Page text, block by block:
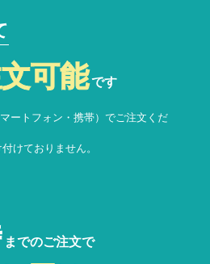
可能です
ートフォン・携帯）でご注文くだ
けておりません。
までのご注文で